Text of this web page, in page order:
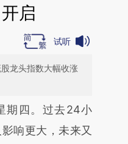
启
试听
龙头指数大幅收涨
：本文由第三方
文章
期四。过去24小
响更大，未来又